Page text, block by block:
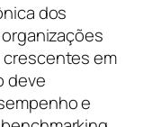
dos
em
deve
e